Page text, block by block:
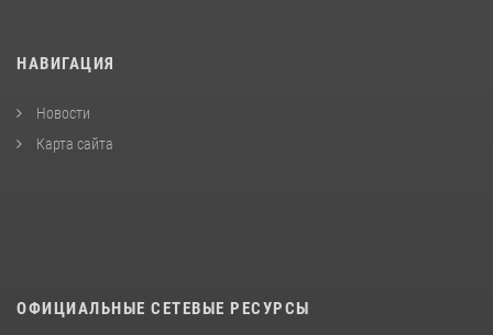
НАВИГАЦИЯ
Новости
Карта сайта
ОФИЦИАЛЬНЫЕ СЕТЕВЫЕ РЕСУРСЫ